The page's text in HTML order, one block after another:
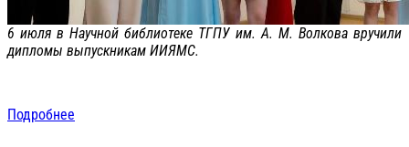
6 июля в Научной библиотеке ТГПУ им. А. М. Волкова вручили
дипломы выпускникам ИИЯМС.
Подробнее